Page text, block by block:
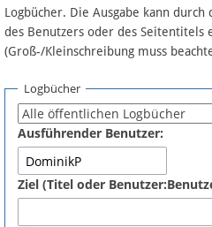
FAQ
Fördermitglied werden
Fehler melden
Logbücher. Die Ausgabe kann durch
des Benutzers oder des Seitentitels
(Groß-/Kleinschreibung muss
Logbücher
Ausführender Benutzer:
Ziel (Titel oder